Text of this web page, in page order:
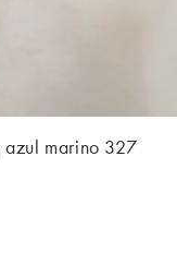
marino 327